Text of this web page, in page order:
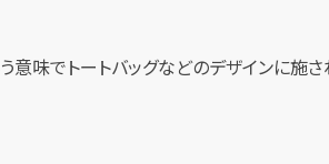
味でトートバッグなどのデザインに施